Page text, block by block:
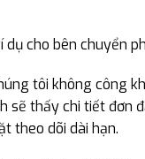
cho bên chuyển
tôi không công
thấy chi tiết đơn
theo dõi dài hạn.